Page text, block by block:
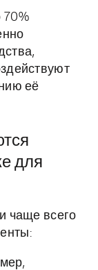
70%
её
для
чаще всего